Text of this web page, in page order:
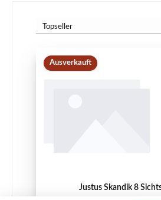
Ausverkauft
Justus Skandik 8